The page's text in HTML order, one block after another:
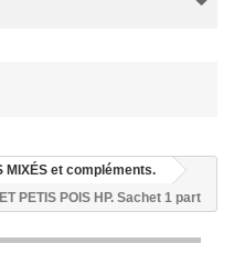
MIXÉS et compléments.
PETIS POIS HP. Sachet 1 part